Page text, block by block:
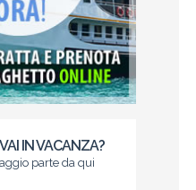
IN VACANZA?
parte da qui